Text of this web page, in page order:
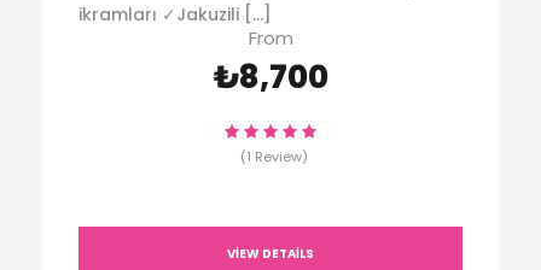
ikramları ✓Jakuzili […]
From
₺8,700
(1 Review)
VIEW DETAILS